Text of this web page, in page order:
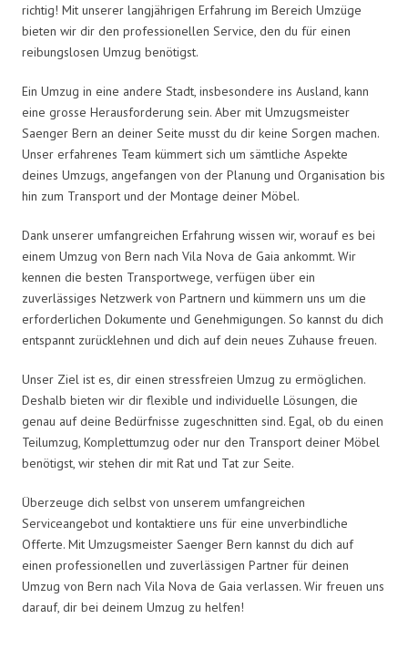
richtig! Mit unserer langjährigen Erfahrung im Bereich Umzüge
bieten wir dir den professionellen Service, den du für einen
reibungslosen Umzug benötigst.
Ein Umzug in eine andere Stadt, insbesondere ins Ausland, kann
eine grosse Herausforderung sein. Aber mit Umzugsmeister
Saenger Bern an deiner Seite musst du dir keine Sorgen machen.
Unser erfahrenes Team kümmert sich um sämtliche Aspekte
deines Umzugs, angefangen von der Planung und Organisation bis
hin zum Transport und der Montage deiner Möbel.
Dank unserer umfangreichen Erfahrung wissen wir, worauf es bei
einem Umzug von Bern nach Vila Nova de Gaia ankommt. Wir
kennen die besten Transportwege, verfügen über ein
zuverlässiges Netzwerk von Partnern und kümmern uns um die
erforderlichen Dokumente und Genehmigungen. So kannst du dich
entspannt zurücklehnen und dich auf dein neues Zuhause freuen.
Unser Ziel ist es, dir einen stressfreien Umzug zu ermöglichen.
Deshalb bieten wir dir flexible und individuelle Lösungen, die
genau auf deine Bedürfnisse zugeschnitten sind. Egal, ob du einen
Teilumzug, Komplettumzug oder nur den Transport deiner Möbel
benötigst, wir stehen dir mit Rat und Tat zur Seite.
Überzeuge dich selbst von unserem umfangreichen
Serviceangebot und kontaktiere uns für eine unverbindliche
Offerte. Mit Umzugsmeister Saenger Bern kannst du dich auf
einen professionellen und zuverlässigen Partner für deinen
Umzug von Bern nach Vila Nova de Gaia verlassen. Wir freuen uns
darauf, dir bei deinem Umzug zu helfen!